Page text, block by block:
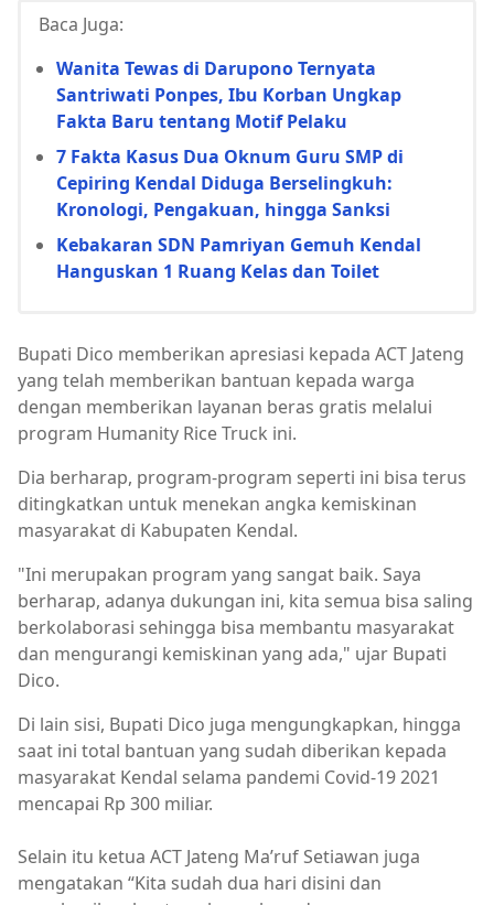
Baca Juga:
Wanita Tewas di Darupono Ternyata
Santriwati Ponpes, Ibu Korban Ungkap
Fakta Baru tentang Motif Pelaku
7 Fakta Kasus Dua Oknum Guru SMP di
Cepiring Kendal Diduga Berselingkuh:
Kronologi, Pengakuan, hingga Sanksi
Kebakaran SDN Pamriyan Gemuh Kendal
Hanguskan 1 Ruang Kelas dan Toilet
Bupati Dico memberikan apresiasi kepada ACT Jateng
yang telah memberikan bantuan kepada warga
dengan memberikan layanan beras gratis melalui
program Humanity Rice Truck ini.
Dia berharap, program-program seperti ini bisa terus
ditingkatkan untuk menekan angka kemiskinan
masyarakat di Kabupaten Kendal.
"Ini merupakan program yang sangat baik. Saya
berharap, adanya dukungan ini, kita semua bisa saling
berkolaborasi sehingga bisa membantu masyarakat
dan mengurangi kemiskinan yang ada," ujar Bupati
Dico.
Di lain sisi, Bupati Dico juga mengungkapkan, hingga
saat ini total bantuan yang sudah diberikan kepada
masyarakat Kendal selama pandemi Covid-19 2021
mencapai Rp 300 miliar.
Selain itu ketua ACT Jateng Ma’ruf Setiawan juga
mengatakan “Kita sudah dua hari disini dan